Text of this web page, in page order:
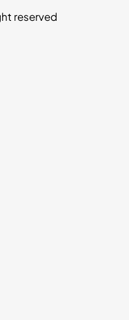
reserved